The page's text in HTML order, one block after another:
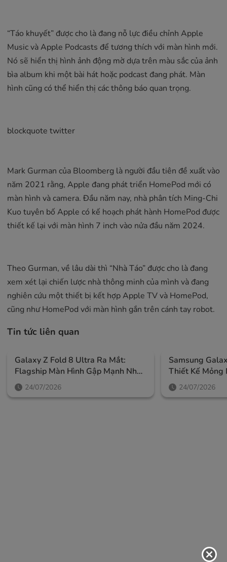
“Táo khuyết” được cho là đang nỗ lực điều chỉnh Apple
Music và Apple Podcasts để tương thích với màn hình mới.
Nó sẽ hiển thị hình ảnh động mờ dựa trên màu sắc của ảnh
bìa album khi một bài hát hoặc podcast đang phát. Màn
hình cũng có thể hiển thị các thông báo quan trọng.
blockquote twitter
Mark Gurman của Bloomberg là người đầu tiên đề xuất vào
năm 2021 rằng, Apple đang phát triển HomePod mới có
màn hình và camera. Đầu năm nay, nhà phân tích Ming-Chi
Kuo tuyên bố Apple có kế hoạch phát hành HomePod được
thiết kế lại với màn hình 7 inch vào nửa đầu năm 2024.
Theo Gurman, về lâu dài thì “Nhà Táo” được cho là đang
xem xét lại chiến lược nhà thông minh của mình và đang
nghiên cứu một thiết bị kết hợp Apple TV và HomePod,
cũng như ‌HomePod‌ với màn hình gắn trên cánh tay robot.
Tin tức liên quan
Galaxy Z Fold 8 Ultra Ra Mắt:
Flagship Màn Hình Gập Mạnh Nhất
Của Samsung, Giá Từ 52,99 Triệu
Đồng
24/07/2026
Samsung
Thiết Kế Mỏng
Ngoài Lớn Và
24/07/2026